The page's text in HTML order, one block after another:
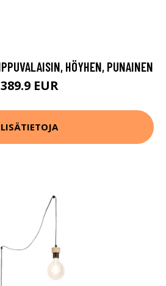
HÖYHEN, PUNAINEN
389.9 EUR
LISÄTIETOJA